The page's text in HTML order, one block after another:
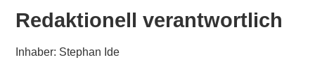
Redaktionell verantwortlich
Inhaber: Stephan Ide